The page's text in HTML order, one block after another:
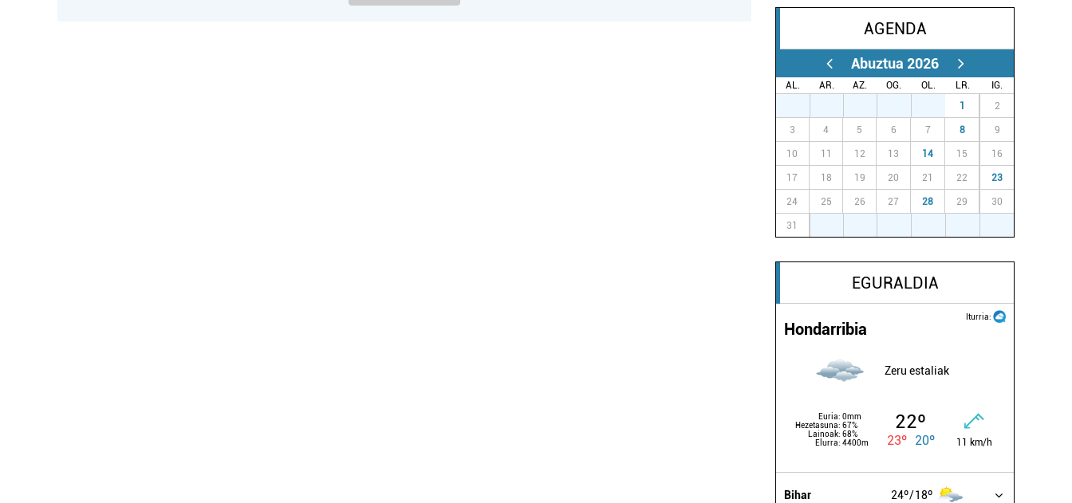
AGENDA
Abuztua 2026
AL. AR. AZ. OG. OL. LR.
IG.
1 2
3 4 5 6 7 8 9
10 11 12 13 14 15 16
17 18 19 20 21 22 23
24 25 26 27 28 29 30
31
EGURALDIA
Iturria:
Hondarribia
Zeru estaliak
Euria: 0mm
Hezetasuna: 67%
Lainoak: 68%
Elurra: 4400m
22º
23º 20º 11 km/h
Bihar 24º 18º